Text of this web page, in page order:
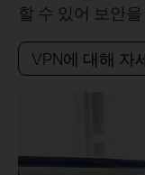
할 수 있어 보안
VPN에 대해 자